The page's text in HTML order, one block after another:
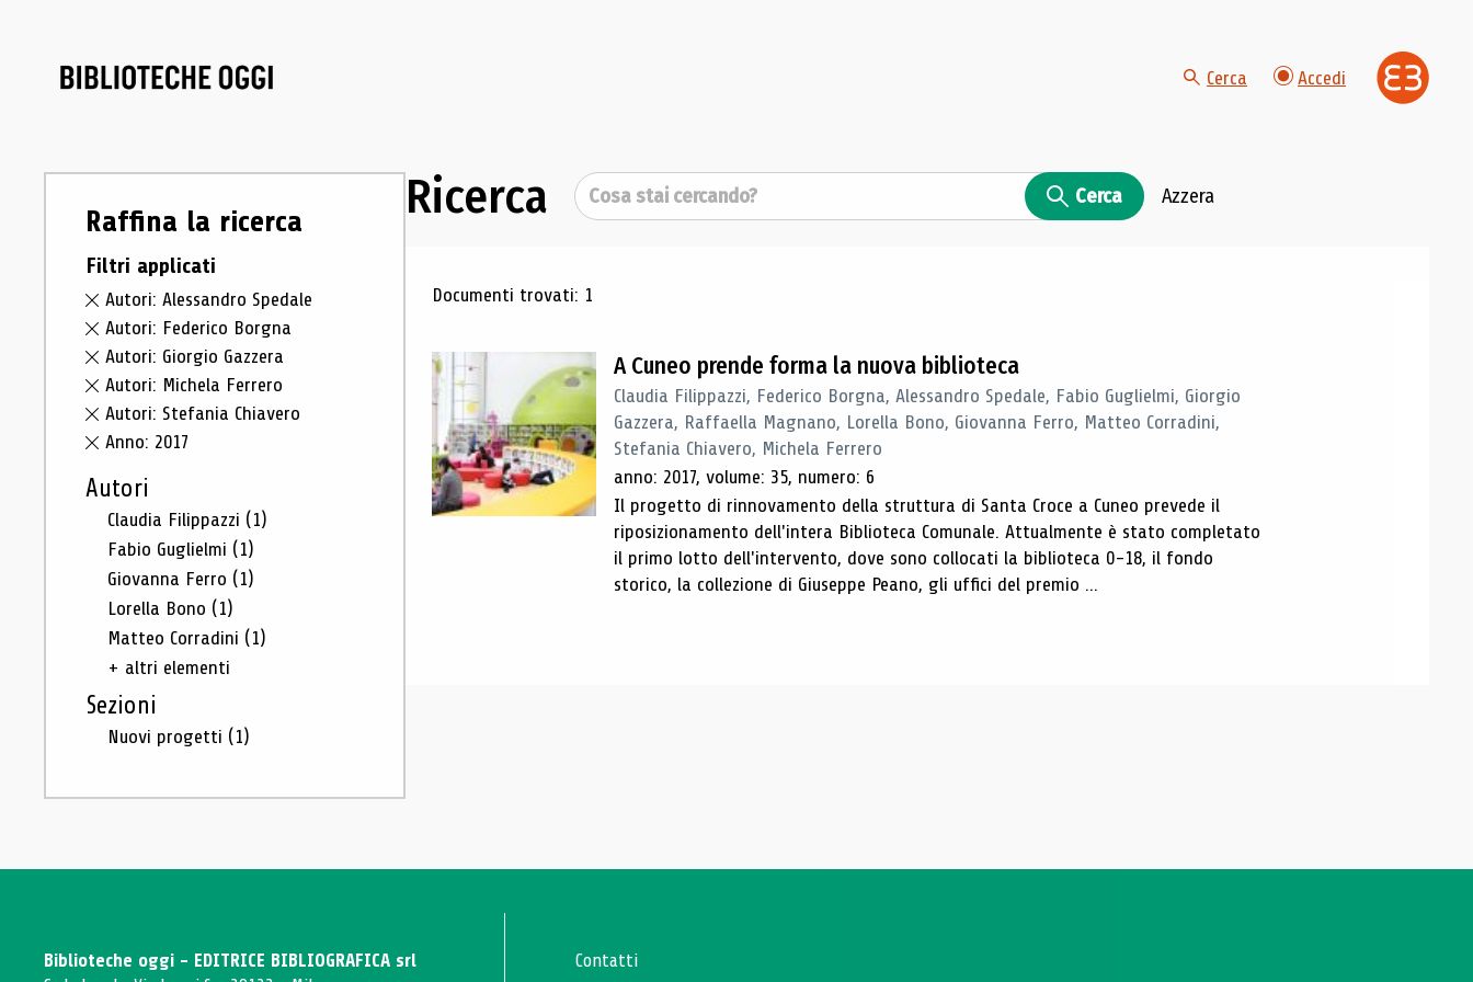
Cerca Accedi
Raffina la ricerca
Filtri applicati
Autori: Alessandro Spedale
Autori: Federico Borgna
Autori: Giorgio Gazzera
Autori: Michela Ferrero
Autori: Stefania Chiavero
Anno: 2017
Autori
Claudia Filippazzi (1)
Fabio Guglielmi (1)
Giovanna Ferro (1)
Lorella Bono (1)
Matteo Corradini (1)
+ altri elementi
Sezioni
Nuovi progetti (1)
Ricerca Cerca Cerca Azzera
Risultati di ricerca
Documenti trovati: 1
A Cuneo prende forma la nuova biblioteca
Claudia Filippazzi, Federico Borgna, Alessandro Spedale, Fabio Guglielmi, Giorgio
Gazzera, Raffaella Magnano, Lorella Bono, Giovanna Ferro, Matteo Corradini,
Stefania Chiavero, Michela Ferrero
anno: 2017, volume: 35, numero: 6
Il progetto di rinnovamento della struttura di Santa Croce a Cuneo prevede il
riposizionamento dell'intera Biblioteca Comunale. Attualmente è stato completato
il primo lotto dell'intervento, dove sono collocati la biblioteca 0-18, il fondo
storico, la collezione di Giuseppe Peano, gli uffici del premio ...
Biblioteche oggi - EDITRICE BIBLIOGRAFICA srl
Contatti